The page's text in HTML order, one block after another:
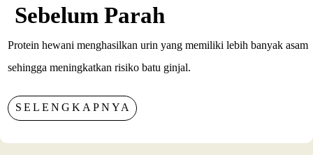
Sebelum Parah
Protein hewani menghasilkan urin yang memiliki lebih banyak asam
sehingga meningkatkan risiko batu ginjal.
SELENGKAPNYA